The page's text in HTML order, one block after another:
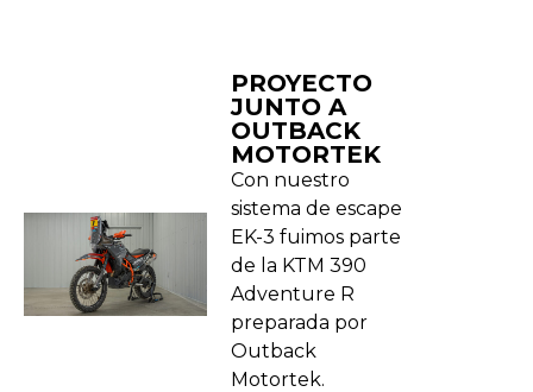
PROYECTO
JUNTO A
OUTBACK
MOTORTEK ​
Con nuestro
sistema de escape
EK-3 fuimos parte
de la KTM 390
Adventure R
preparada por
Outback
Motortek.